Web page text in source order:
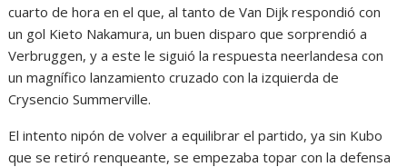
cuarto de hora en el que, al tanto de Van Dijk respondió con
un gol Kieto Nakamura, un buen disparo que sorprendió a
Verbruggen, y a este le siguió la respuesta neerlandesa con
un magnífico lanzamiento cruzado con la izquierda de
Crysencio Summerville.
El intento nipón de volver a equilibrar el partido, ya sin Kubo
que se retiró renqueante, se empezaba topar con la defensa